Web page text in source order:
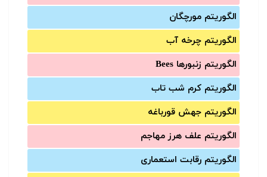
الگوریتم مورچگان
الگوریتم چرخه آب
الگوریتم زنبورها Bees
الگوریتم کرم شب تاب
الگوریتم جهش قورباغه
الگوریتم علف هرز مهاجم
الگوریتم رقابت استعماری